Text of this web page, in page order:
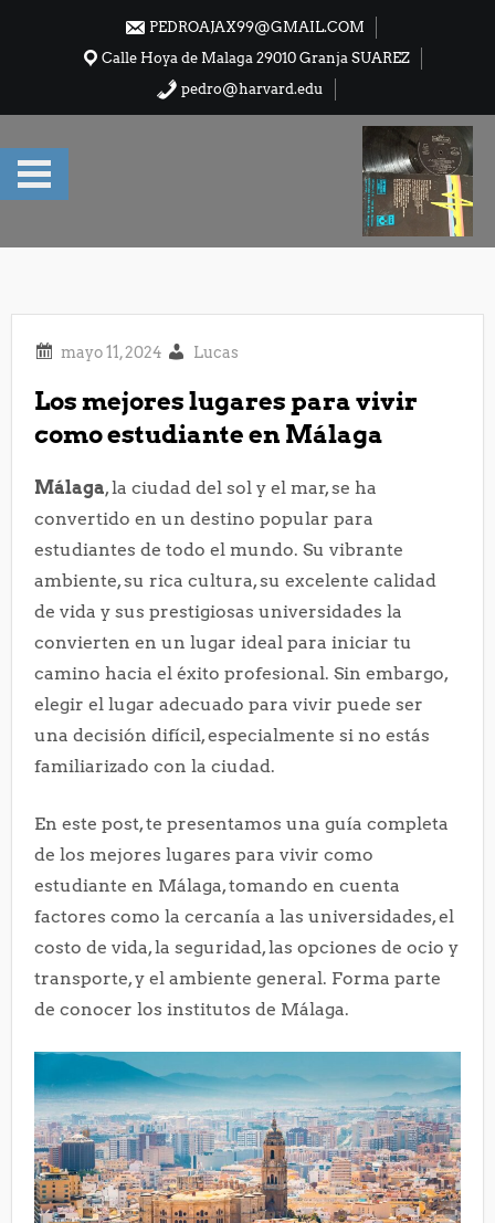
PEDROAJAX99@GMAIL.COM
Calle Hoya de Malaga 29010 Granja SUAREZ
pedro@harvard.edu
Lucas
Los mejores lugares para vivir
como estudiante en Málaga
Málaga, la ciudad del sol y el mar, se ha
convertido en un destino popular para
estudiantes de todo el mundo. Su vibrante
ambiente, su rica cultura, su excelente calidad
de vida y sus prestigiosas universidades la
convierten en un lugar ideal para iniciar tu
camino hacia el éxito profesional. Sin embargo,
elegir el lugar adecuado para vivir puede ser
una decisión difícil, especialmente si no estás
familiarizado con la ciudad.
En este post, te presentamos una guía completa
de los mejores lugares para vivir como
estudiante en Málaga, tomando en cuenta
factores como la cercanía a las universidades, el
costo de vida, la seguridad, las opciones de ocio y
transporte, y el ambiente general. Forma parte
de conocer los institutos de Málaga.